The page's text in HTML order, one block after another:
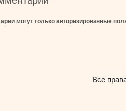
могут только авторизированные
Все